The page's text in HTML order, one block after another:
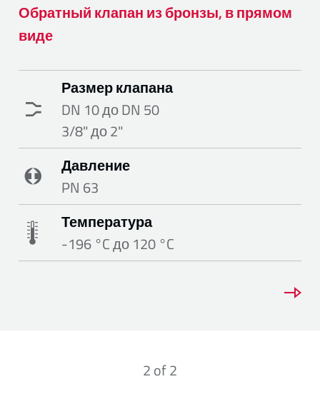
Обратный клапан из бронзы, в прямом
виде
Размер клапана
DN 10 до DN 50
3/8" до 2"
Давление
PN 63
Температура
-196 °C до 120 °C
2of2